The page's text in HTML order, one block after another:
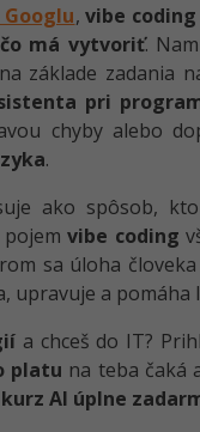
,vibe coding
má vytvoriť.
základe zadania
pri
chyby alebo
.
ako spôsob,
pojemvibe coding
sa úloha
upravuje a pomáha
a chceš do IT?
platu na teba čaká
kurz AI úplne